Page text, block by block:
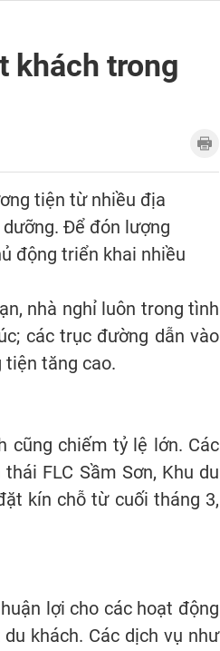
khách trong
tiện từ nhiều địa
Để đón lượng
động triển khai nhiều
nhà nghỉ luôn trong tình
các trục đường dẫn vào
tiện tăng cao.
cũng chiếm tỷ lệ lớn. Các
FLC Sầm Sơn, Khu du
kín chỗ từ cuối tháng 3,
lợi cho các hoạt động
khách. Các dịch vụ như